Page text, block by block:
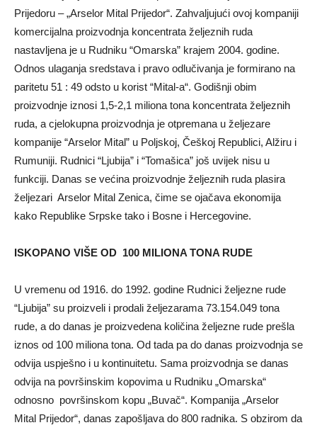
Prijedoru – „Arselor Mital Prijedor“. Zahvalјujući ovoj kompaniji
komercijalna proizvodnja koncentrata želјeznih ruda
nastavlјena je u Rudniku “Omarska” krajem 2004. godine.
Odnos ulaganja sredstava i pravo odlučivanja je formirano na
paritetu 51 : 49 odsto u korist “Mital-a“. Godišnji obim
proizvodnje iznosi 1,5-2,1 miliona tona koncentrata želјeznih
ruda, a cjelokupna proizvodnja je otpremana u želјezare
kompanije “Arselor Mital” u Polјskoj, Češkoj Republici, Alžiru i
Rumuniji. Rudnici “Ljubija” i “Tomašica” još uvijek nisu u
funkciji. Danas se većina proizvodnje želјeznih ruda plasira
želјezari Arselor Mital Zenica, čime se ojačava ekonomija
kako Republike Srpske tako i Bosne i Hercegovine.
ISKOPANO VIŠE OD 100 MILIONA TONA RUDE
U vremenu od 1916. do 1992. godine Rudnici želјezne rude
“Ljubija” su proizveli i prodali želјezarama 73.154.049 tona
rude, a do danas je proizvedena količina želјezne rude prešla
iznos od 100 miliona tona. Od tada pa do danas proizvodnja se
odvija uspješno i u kontinuitetu. Sama proizvodnja se danas
odvija na površinskim kopovima u Rudniku „Omarska“
odnosno površinskom kopu „Buvač“. Kompanija „Arselor
Mital Prijedor“, danas zapošlјava do 800 radnika. S obzirom da